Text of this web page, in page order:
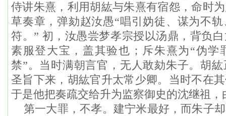
侍讲朱熹，利用胡紘与朱熹有宿怨，命时
草奏章，弹劾赵汝愚“唱引妫徒、谋为不
符。” 初，汝愚尝梦孝宗授以汤鼎，背负
素服登大宝，盖其验也；斥朱熹为“伪学
禁”。当时满朝言官，无人敢劾朱子。胡
圣旨下来，胡紘官升太常少卿。当时不在
于是他把奏疏交给升为监察御史的沈继祖，
第一大罪，不孝。建宁米最好，而朱子